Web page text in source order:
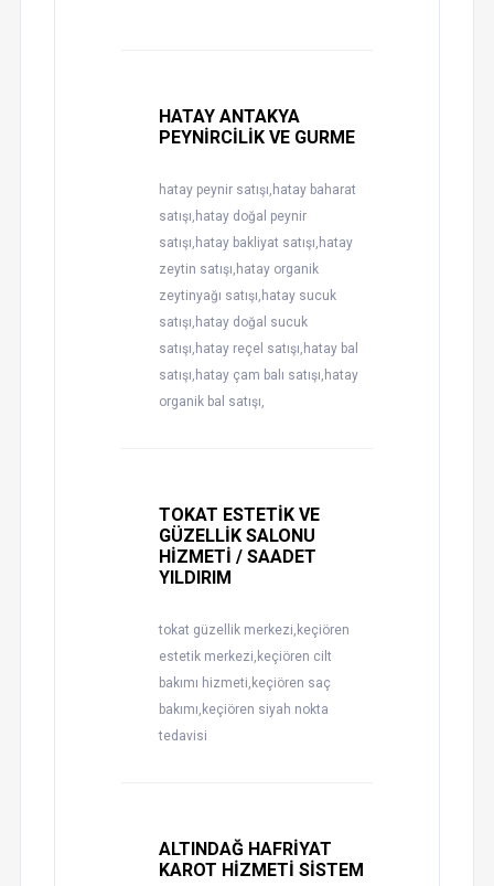
HATAY ANTAKYA
PEYNİRCİLİK VE GURME
hatay peynir satışı,hatay baharat
satışı,hatay doğal peynir
satışı,hatay bakliyat satışı,hatay
zeytin satışı,hatay organik
zeytinyağı satışı,hatay sucuk
satışı,hatay doğal sucuk
satışı,hatay reçel satışı,hatay bal
satışı,hatay çam balı satışı,hatay
organik bal satışı,
TOKAT ESTETİK VE
GÜZELLİK SALONU
HİZMETİ / SAADET
YILDIRIM
tokat güzellik merkezi,keçiören
estetik merkezi,keçiören cilt
bakımı hizmeti,keçiören saç
bakımı,keçiören siyah nokta
tedavisi
ALTINDAĞ HAFRİYAT
KAROT HİZMETİ SİSTEM